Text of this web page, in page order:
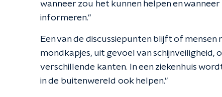
wanneer zou het kunnen helpen en
informeren."
Een van de discussiepunten blijft of
mondkapjes, uit gevoel van
verschillende kanten. In een ziekenhuis
in de buitenwereld ook helpen."